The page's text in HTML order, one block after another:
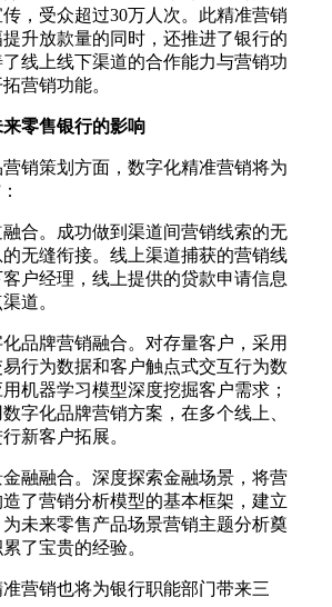
，受众超过30万人次。此精准营销
升放款量的同时，还推进了银行的
线上线下渠道的合作能力与营销功
营销功能。
零售银行的影响
策划方面，数字化精准营销将为
。成功做到渠道间营销线索的无
无缝衔接。线上渠道捕获的营销线
户经理，线上提供的贷款申请信息
道。
牌营销融合。对存量客户，采用
行为数据和客户触点式交互行为数
机器学习模型深度挖掘客户需求；
字化品牌营销方案，在多个线上、
新客户拓展。
融合。深度探索金融场景，将营
了营销分析模型的基本框架，建立
未来零售产品场景营销主题分析奠
了宝贵的经验。
销也将为银行职能部门带来三